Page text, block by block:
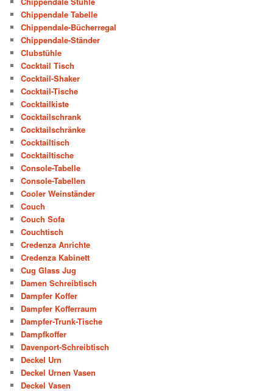
Chippendale Tabelle
Chippendale-Bücherregal
Chippendale-Ständer
Clubstühle
Cocktail Tisch
Cocktail-Shaker
Cocktail-Tische
Cocktailkiste
Cocktailschrank
Cocktailschränke
Cocktailtisch
Cocktailtische
Console-Tabelle
Console-Tabellen
Cooler Weinständer
Couch
Couch Sofa
Couchtisch
Credenza Anrichte
Credenza Kabinett
Cug Glass Jug
Damen Schreibtisch
Dampfer Koffer
Dampfer Kofferraum
Dampfer-Trunk-Tische
Dampfkoffer
Davenport-Schreibtisch
Deckel Urn
Deckel Urnen Vasen
Deckel Vasen